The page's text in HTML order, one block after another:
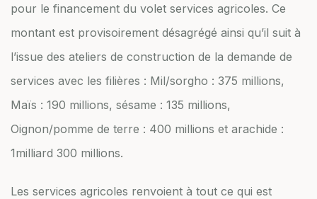
pour le financement du volet services agricoles. Ce
montant est provisoirement désagrégé ainsi qu’il suit à
l’issue des ateliers de construction de la demande de
services avec les filières : Mil/sorgho : 375 millions,
Maïs : 190 millions, sésame : 135 millions,
Oignon/pomme de terre : 400 millions et arachide :
1milliard 300 millions.
Les services agricoles renvoient à tout ce qui est